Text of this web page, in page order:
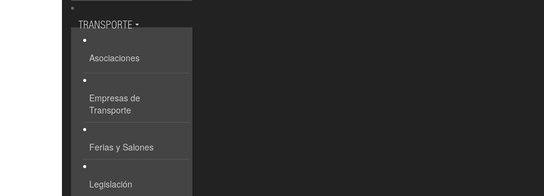
TRANSPORTE
Asociaciones
Empresas de
Transporte
Ferias y Salones
Legislación